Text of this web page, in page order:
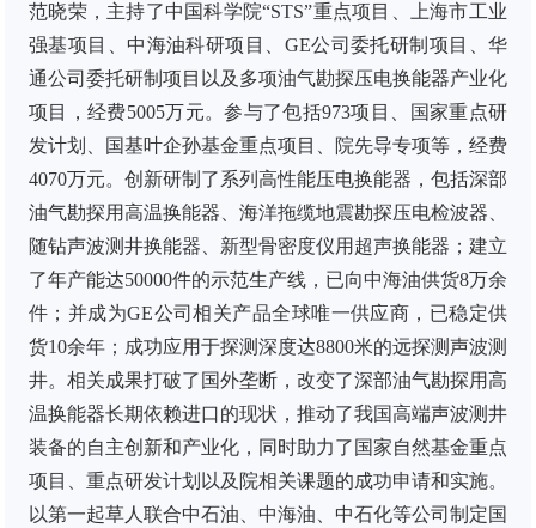
范晓荣，主持了中国科学院“STS”重点项目、上海市工业
强基项目、中海油科研项目、GE公司委托研制项目、华
通公司委托研制项目以及多项油气勘探压电换能器产业化
项目，经费5005万元。参与了包括973项目、国家重点研
发计划、国基叶企孙基金重点项目、院先导专项等，经费
4070万元。创新研制了系列高性能压电换能器，包括深部
油气勘探用高温换能器、海洋拖缆地震勘探压电检波器、
随钻声波测井换能器、新型骨密度仪用超声换能器；建立
了年产能达50000件的示范生产线，已向中海油供货8万余
件；并成为GE公司相关产品全球唯一供应商，已稳定供
货10余年；成功应用于探测深度达8800米的远探测声波测
井。相关成果打破了国外垄断，改变了深部油气勘探用高
温换能器长期依赖进口的现状，推动了我国高端声波测井
装备的自主创新和产业化，同时助力了国家自然基金重点
项目、重点研发计划以及院相关课题的成功申请和实施。
以第一起草人联合中石油、中海油、中石化等公司制定国